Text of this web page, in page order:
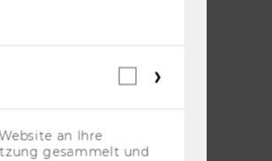
Webstatistik
an Ihre
gesammelt und